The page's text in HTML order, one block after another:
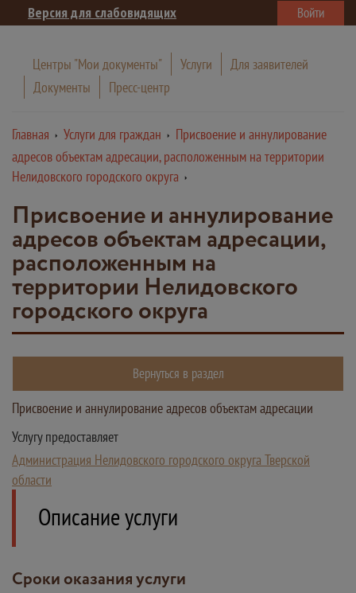
Версия для слабовидящих Войти
Центры "Мои документы" Услуги
Для заявителей
Документы
Пресс-центр
Главная Услуги для граждан
Присвоение и аннулирование
адресов объектам адресации, расположенным на территории
Нелидовского городского округа
Присвоение и аннулирование
адресов объектам адресации,
расположенным на
территории Нелидовского
городского округа
Вернуться в раздел
Присвоение и аннулирование адресов объектам адресации
Услугу предоставляет
Администрация Нелидовского городского округа Тверской
области
Описание услуги
Сроки оказания услуги